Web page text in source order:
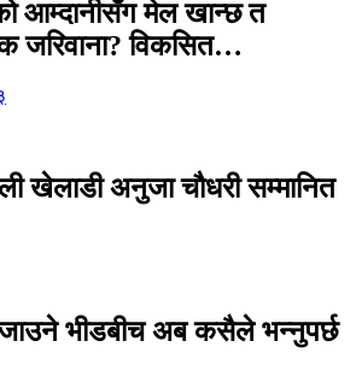
आम्दानीसँग मेल खान्छ त
जरिवाना? विकसित…
खेलाडी अनुजा चौधरी सम्मानित
भीडबीच अब कसैले भन्नुपर्छ